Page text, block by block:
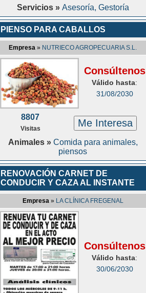
Servicios » Asesoría, Gestoría
PIENSO PARA CABALLOS
Empresa » NUTRIECO AGROPECUARIA S.L.
Consúltenos
Válido hasta:
31/08/2030
8807
Visitas Me Interesa
Animales » Comida para animales,
piensos
RENOVACIÓN CARNET DE
CONDUCIR Y CAZA AL INSTANTE
Empresa» LA CLÍNICA FREGENAL
Consúltenos
Válido hasta:
30/06/2030